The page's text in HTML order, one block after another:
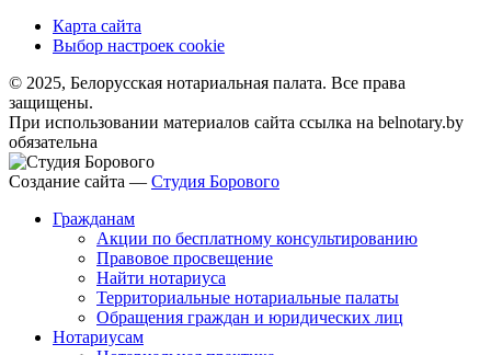
Карта сайта
Выбор настроек cookie
© 2025, Белорусская нотариальная палата. Все права
защищены.
При использовании материалов сайта ссылка на belnotary.by
обязательна
Создание сайта — Студия Борового
Гражданам
Акции по бесплатному консультированию
Правовое просвещение
Найти нотариуса
Территориальные нотариальные палаты
Обращения граждан и юридических лиц
Нотариусам